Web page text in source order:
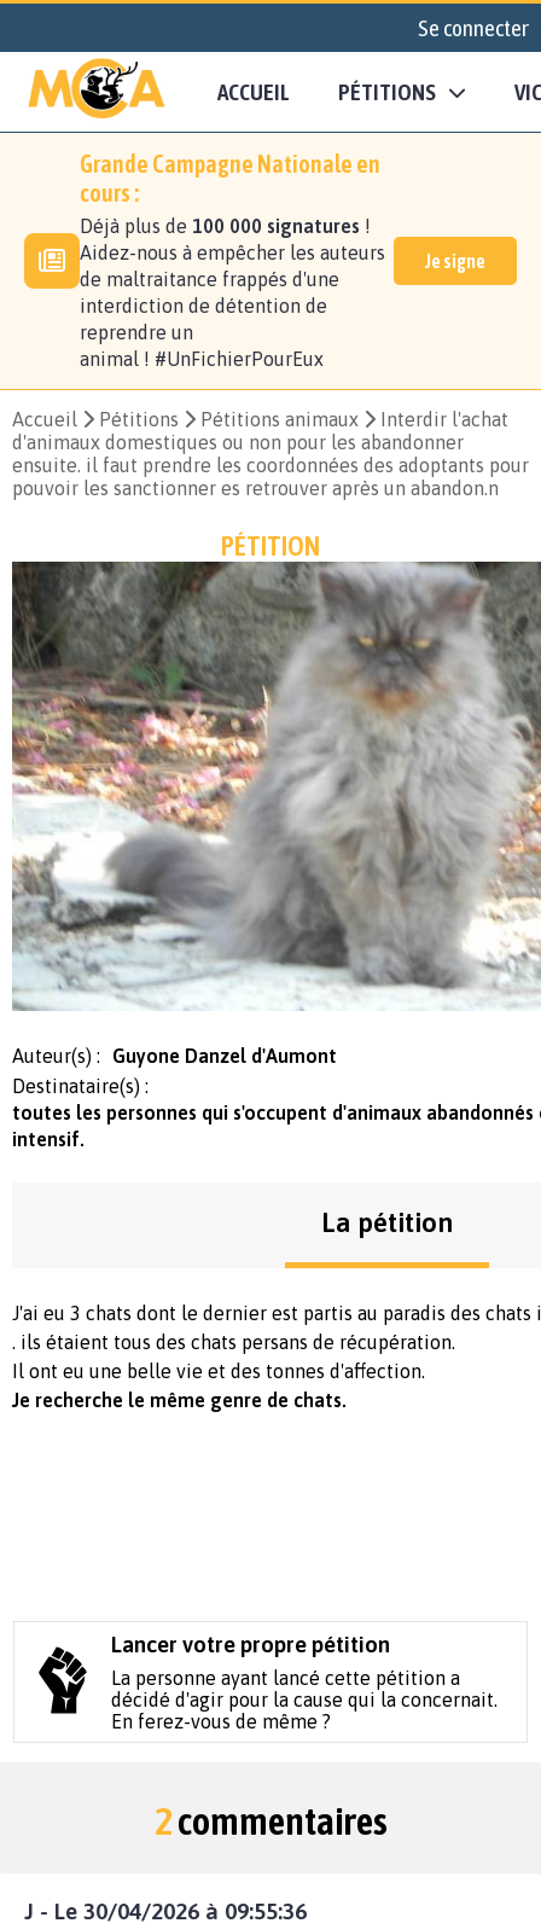
Se connecter
ACCUEIL PÉTITIONS
Grande Campagne Nationale en
cours :
Déjà plus de 100 000 signatures !
Aidez-nous à empêcher les auteurs
de maltraitance frappés d'une
interdiction de détention de
reprendre un
animal ! #UnFichierPourEux
Je signe
Accueil Pétitions Pétitions animaux
Interdir l'achat
d'animaux domestiques ou non pour les abandonner
ensuite. il faut prendre les coordonnées des adoptants pour
pouvoir les sanctionner es retrouver après un abandon.n
PÉTITION
Auteur(s) :
Guyone Danzel d'Aumont
Destinataire(s) :
toutes les personnes qui s'occupent d'animaux abandonnés
intensif.
La pétition
J'ai eu 3 chats dont le dernier est partis au paradis des
. ils étaient tous des chats persans de récupération.
Il ont eu une belle vie et des tonnes d'affection.
Je recherche le même genre de chats.
Lancer votre propre pétition
La personne ayant lancé cette pétition a
décidé d'agir pour la cause qui la concernait.
En ferez-vous de même ?
2commentaires
J - Le 30/04/2026 à 09:55:36